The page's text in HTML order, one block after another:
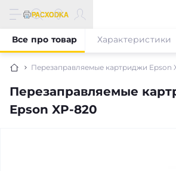
Перезаправляемые картриджи Epson
Перезаправляемые
Epson XP-820
Все про товар Характеристики